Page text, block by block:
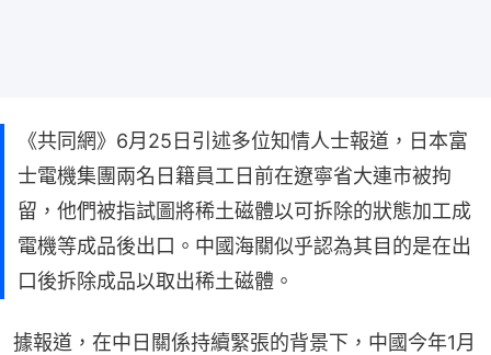
《共同網》6月25日引述多位知情人士報道，日本富
士電機集團兩名日籍員工日前在遼寧省大連市被拘
留，他們被指試圖將稀土磁體以可拆除的狀態加工成
電機等成品後出口。中國海關似乎認為其目的是在出
口後拆除成品以取出稀土磁體。
據報道，在中日關係持續緊張的背景下，中國今年1月